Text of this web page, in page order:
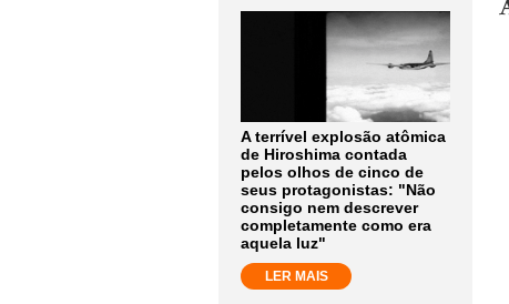
A terrível explosão atômica
de Hiroshima contada
pelos olhos de cinco de
seus protagonistas: "Não
consigo nem descrever
completamente como era
aquela luz"
LER MAIS